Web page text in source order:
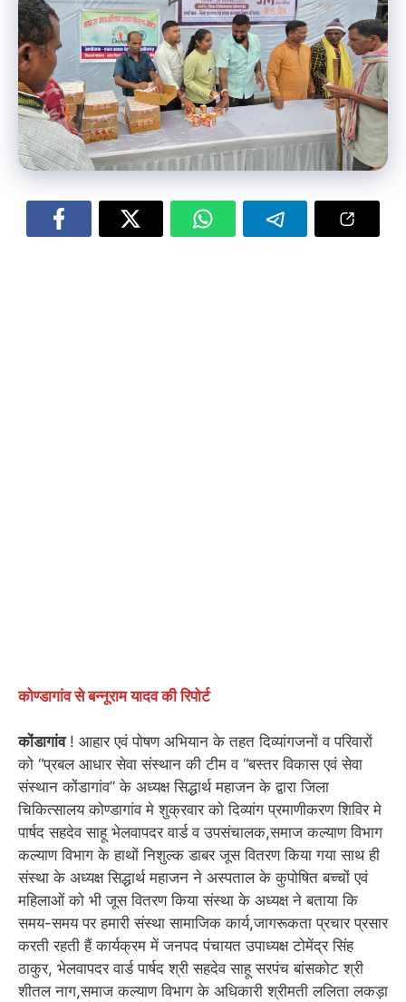
कोण्डागांव से बन्नूराम यादव की रिपोर्ट
कोंडागांव! आहार एवं पोषण अभियान के तहत दिव्यांगजनों व परिवारों
को “प्रबल आधार सेवा संस्थान की टीम व “बस्तर विकास एवं सेवा
संस्थान कोंडागांव” के अध्यक्ष सिद्धार्थ महाजन के द्वारा जिला
चिकित्सालय कोण्डागांव मे शुक्रवार को दिव्यांग प्रमाणीकरण शिविर मे
पार्षद सहदेव साहू भेलवापदर वार्ड व उपसंचालक,समाज कल्याण विभाग
कल्याण विभाग के हाथों निशुल्क डाबर जूस वितरण किया गया साथ ही
संस्था के अध्यक्ष सिद्धार्थ महाजन ने अस्पताल के कुपोषित बच्चों एवं
महिलाओं को भी जूस वितरण किया संस्था के अध्यक्ष ने बताया कि
समय-समय पर हमारी संस्था सामाजिक कार्य,जागरूकता प्रचार प्रसार
करती रहती हैं कार्यक्रम में जनपद पंचायत उपाध्यक्ष टोमेंद्र सिंह
ठाकुर, भेलवापदर वार्ड पार्षद श्री सहदेव साहू सरपंच बांसकोट श्री
शीतल नाग,समाज कल्याण विभाग के अधिकारी श्रीमती ललिता लकड़ा